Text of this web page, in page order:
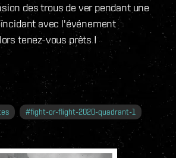
des trous de ver pendant une
avec l'événement
tenez-vous prêts !
#fight-or-flight-2020-quadrant-1